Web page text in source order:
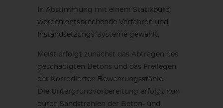
In Abstimmung mit einem Statikbüro
werden entsprechende Verfahren und
Instandsetzungs-Systeme gewählt.
Meist erfolgt zunächst das Abtragen des
geschädigten Betons und das Freilegen
der Korrodierten Bewehrungsstähle.
Die Untergrundvorbereitung erfolgt nun
durch Sandstrahlen der Beton- und